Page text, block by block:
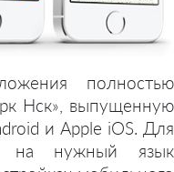
полностью
Нск», выпущенную
и Apple iOS. Для
на нужный язык